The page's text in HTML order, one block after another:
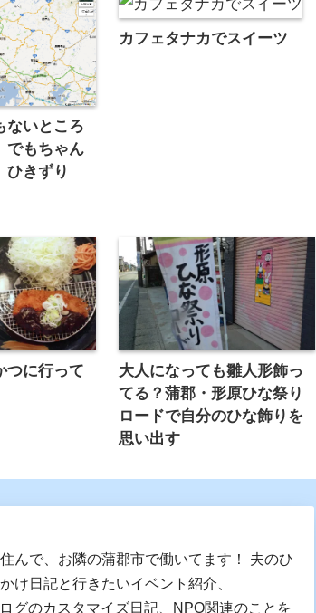
ないところ
でもちゃん
ひきずり
カフェタナカでスイーツ
つに行って
大人になっても雛人形飾っ
てる？蒲郡・形原ひな祭り
ロードで自分のひな飾りを
思い出す
んで、お隣の蒲郡市で働いてます！ 夫のひ
け日記と行きたいイベント紹介、
グのカスタマイズ日記、NPO関連のことを